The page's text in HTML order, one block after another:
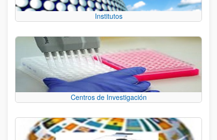
Institutos
Centros de Investigación